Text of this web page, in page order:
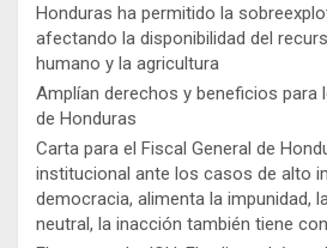
Honduras ha permitido la
afectando la disponibilidad del
humano y la agricultura
Amplían derechos y beneficios para
de Honduras
Carta para el Fiscal General de
institucional ante los casos de alto
democracia, alimenta la impunidad,
neutral, la inacción también tiene